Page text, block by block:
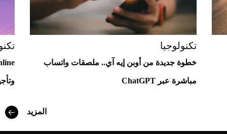
تكنولوجيا
خطوة جديدة من أوبن إيه آي.. ملصقات واتساب
مباشرة عبر ChatGPT
المزيد